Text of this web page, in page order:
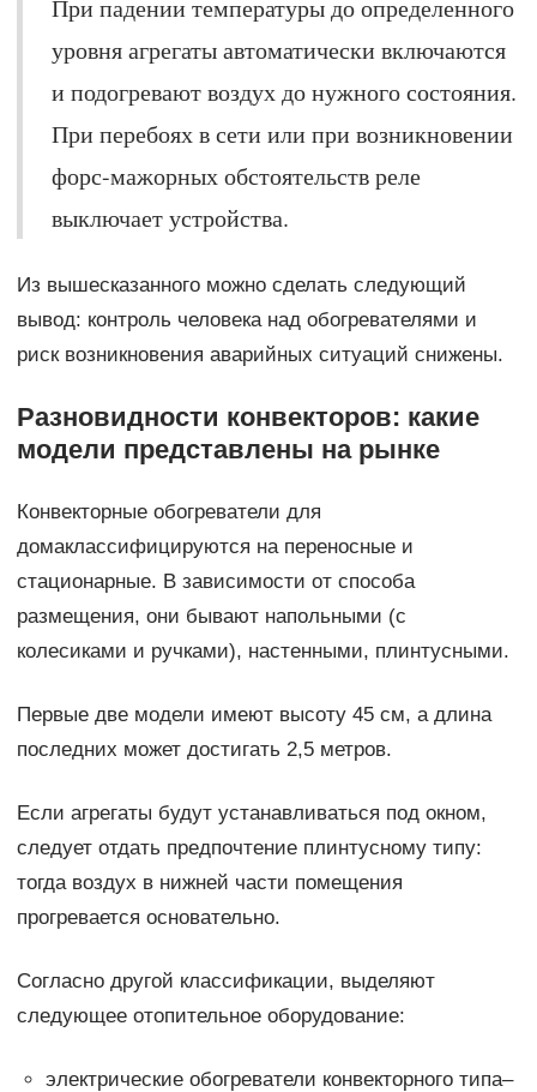
При падении температуры до определенного
уровня агрегаты автоматически включаются
и подогревают воздух до нужного состояния.
При перебоях в сети или при возникновении
форс-мажорных обстоятельств реле
выключает устройства.
Из вышесказанного можно сделать следующий
вывод: контроль человека над обогревателями и
риск возникновения аварийных ситуаций снижены.
Разновидности конвекторов: какие
модели представлены на рынке
Конвекторные обогреватели для
домаклассифицируются на переносные и
стационарные. В зависимости от способа
размещения, они бывают напольными (с
колесиками и ручками), настенными, плинтусными.
Первые две модели имеют высоту 45 см, а длина
последних может достигать 2,5 метров.
Если агрегаты будут устанавливаться под окном,
следует отдать предпочтение плинтусному типу:
тогда воздух в нижней части помещения
прогревается основательно.
Согласно другой классификации, выделяют
следующее отопительное оборудование:
электрические обогреватели конвекторного типа–